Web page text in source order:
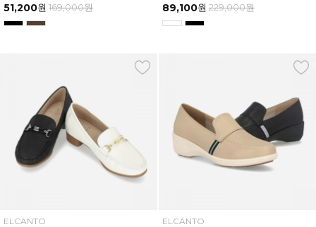
51,200원 169,000원 89,100원 229,000원
ELCANTO
ELCANTO